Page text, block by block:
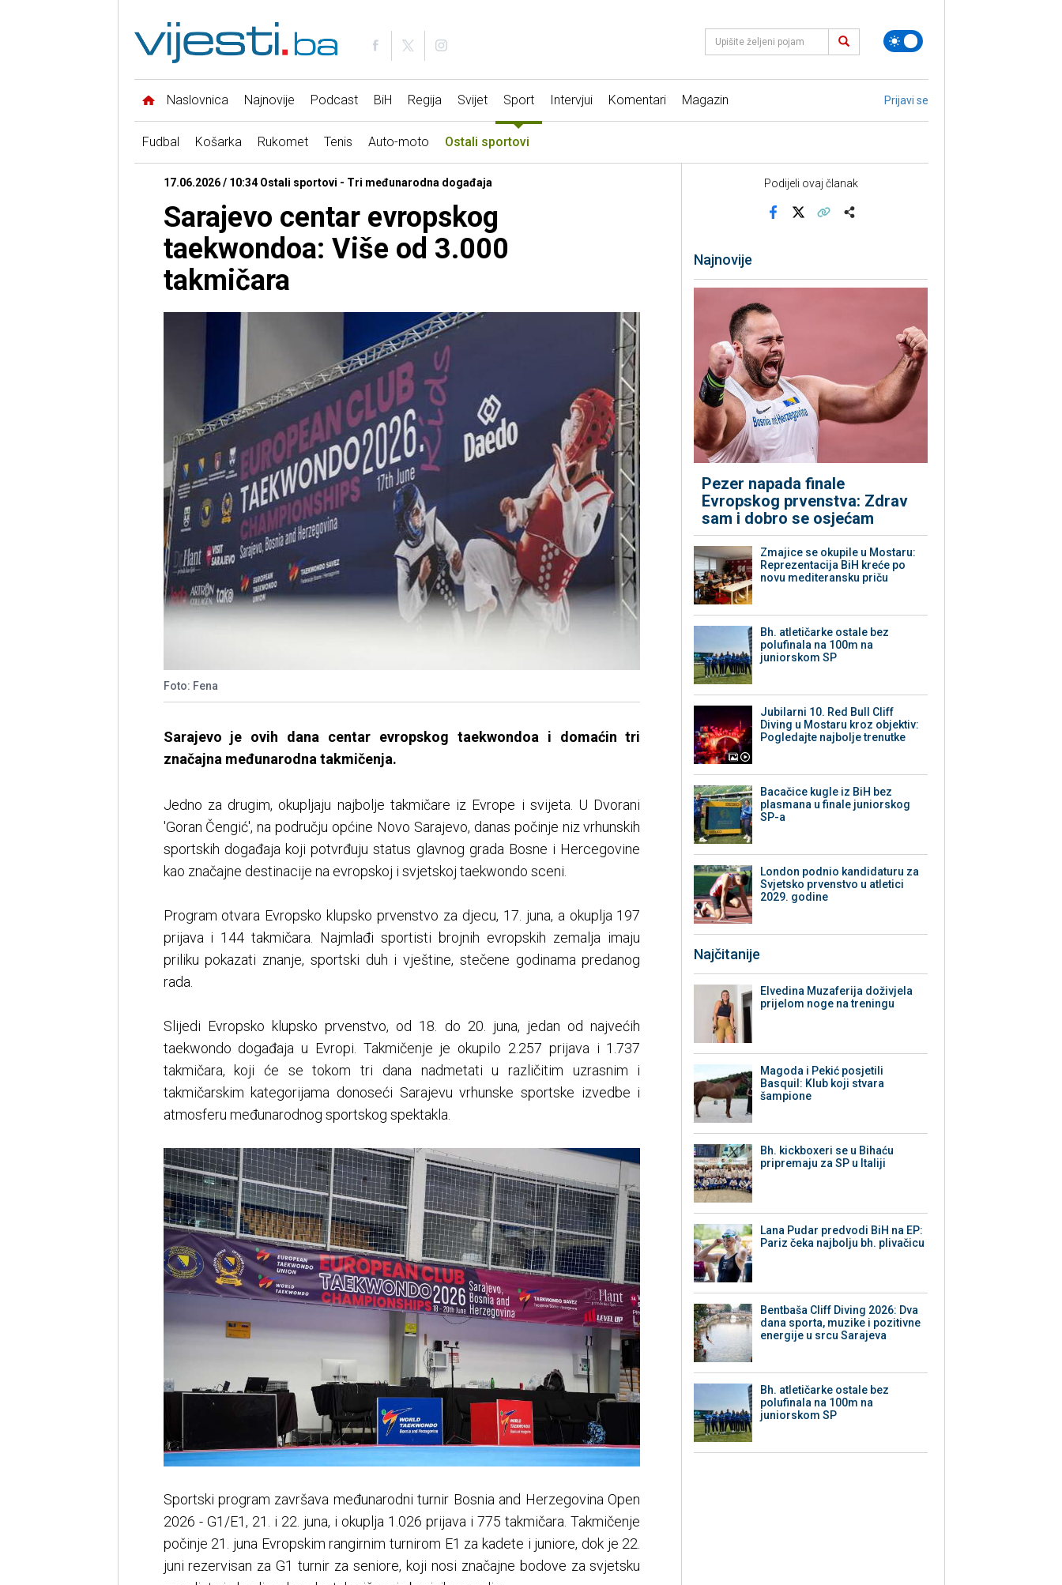
Naslovnica Najnovije Podcast BiH Regija Svijet Sport Intervjui Komentari Magazin Prijavi se
Fudbal Košarka Rukomet Tenis Auto-moto Ostali sportovi
17.06.2026 / 10:34 Ostali sportovi - Tri međunarodna događaja
Sarajevo centar evropskog
taekwondoa: Više od 3.000
takmičara
Foto: Fena
Sarajevo je ovih dana centar evropskog taekwondoa i domaćin tri
značajna međunarodna takmičenja.
Jedno za drugim, okupljaju najbolje takmičare iz Evrope i svijeta. U Dvorani
'Goran Čengić', na području općine Novo Sarajevo, danas počinje niz vrhunskih
sportskih događaja koji potvrđuju status glavnog grada Bosne i Hercegovine
kao značajne destinacije na evropskoj i svjetskoj taekwondo sceni.
Program otvara Evropsko klupsko prvenstvo za djecu, 17. juna, a okuplja 197
prijava i 144 takmičara. Najmlađi sportisti brojnih evropskih zemalja imaju
priliku pokazati znanje, sportski duh i vještine, stečene godinama predanog
rada.
Slijedi Evropsko klupsko prvenstvo, od 18. do 20. juna, jedan od najvećih
taekwondo događaja u Evropi. Takmičenje je okupilo 2.257 prijava i 1.737
takmičara, koji će se tokom tri dana nadmetati u različitim uzrasnim i
takmičarskim kategorijama donoseći Sarajevu vrhunske sportske izvedbe i
atmosferu međunarodnog sportskog spektakla.
Sportski program završava međunarodni turnir Bosnia and Herzegovina Open
2026 - G1/E1, 21. i 22. juna, i okuplja 1.026 prijava i 775 takmičara. Takmičenje
počinje 21. juna Evropskim rangirnim turnirom E1 za kadete i juniore, dok je 22.
juni rezervisan za G1 turnir za seniore, koji nosi značajne bodove za svjetsku
Podijeli ovaj članak
Najnovije
Pezer napada finale
Evropskog prvenstva: Zdrav
sam i dobro se osjećam
Zmajice se okupile u Mostaru:
Reprezentacija BiH kreće po
novu mediteransku priču
Bh. atletičarke ostale bez
polufinala na 100m na
juniorskom SP
Jubilarni 10. Red Bull Cliff
Diving u Mostaru kroz objektiv:
Pogledajte najbolje trenutke
Bacačice kugle iz BiH bez
plasmana u finale juniorskog
SP-a
London podnio kandidaturu za
Svjetsko prvenstvo u atletici
2029. godine
Najčitanije
Elvedina Muzaferija doživjela
prijelom noge na treningu
Magoda i Pekić posjetili
Basquil: Klub koji stvara
šampione
Bh. kickboxeri se u Bihaću
pripremaju za SP u Italiji
Lana Pudar predvodi BiH na EP:
Pariz čeka najbolju bh. plivačicu
Bentbaša Cliff Diving 2026: Dva
dana sporta, muzike i pozitivne
energije u srcu Sarajeva
Bh. atletičarke ostale bez
polufinala na 100m na
juniorskom SP